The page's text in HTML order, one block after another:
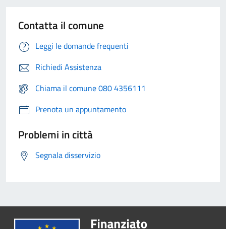
Contatta il comune
Leggi le domande frequenti
Richiedi Assistenza
Chiama il comune 080 4356111
Prenota un appuntamento
Problemi in città
Segnala disservizio